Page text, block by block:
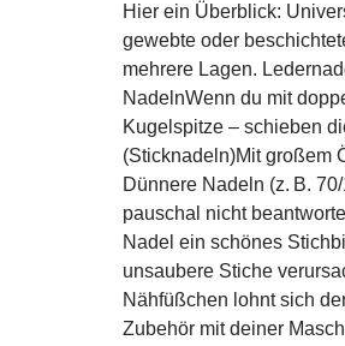
Hier ein Überblick:
gewebte oder
mehrere Lagen.
NadelnWenn du mit
Kugelspitze – schieben
(Sticknadeln)Mit großem
Dünnere Nadeln (z. B.
pauschal nicht
Nadel ein schönes
unsaubere Stiche
Nähfüßchen lohnt sich
Zubehör mit deiner